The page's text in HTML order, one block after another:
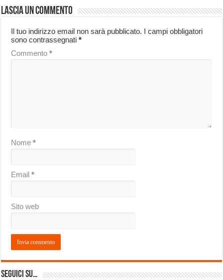
Lascia un commento
Il tuo indirizzo email non sarà pubblicato. I campi obbligatori
sono contrassegnati*
Commento*
Nome*
Email*
Sito web
Seguici su…